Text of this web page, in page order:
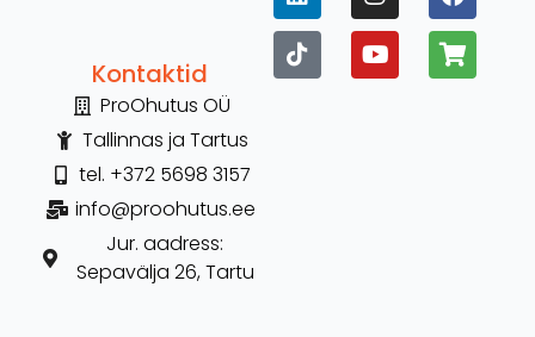
Kontaktid
ProOhutus OÜ
Tallinnas ja Tartus
tel. +372 5698 3157
info@proohutus.ee
Jur. aadress:
Sepavälja 26, Tartu